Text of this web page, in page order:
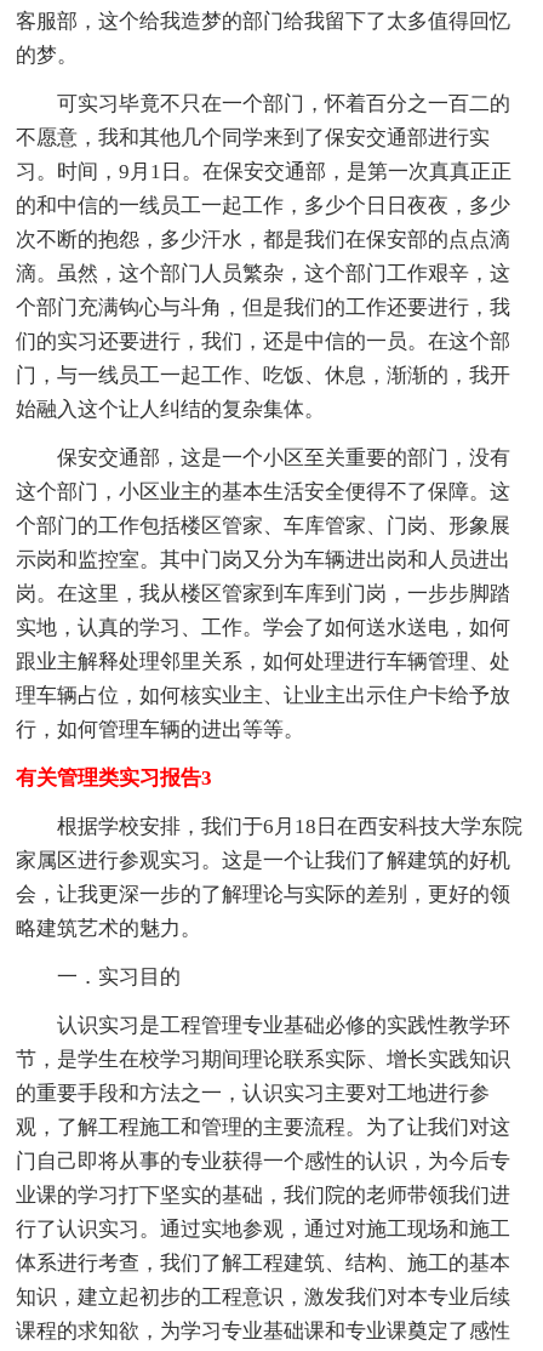
客服部，这个给我造梦的部门给我留下了太多值得回忆
的梦。
可实习毕竟不只在一个部门，怀着百分之一百二的
不愿意，我和其他几个同学来到了保安交通部进行实
习。时间，9月1日。在保安交通部，是第一次真真正正
的和中信的一线员工一起工作，多少个日日夜夜，多少
次不断的抱怨，多少汗水，都是我们在保安部的点点滴
滴。虽然，这个部门人员繁杂，这个部门工作艰辛，这
个部门充满钩心与斗角，但是我们的工作还要进行，我
们的实习还要进行，我们，还是中信的一员。在这个部
门，与一线员工一起工作、吃饭、休息，渐渐的，我开
始融入这个让人纠结的复杂集体。
保安交通部，这是一个小区至关重要的部门，没有
这个部门，小区业主的基本生活安全便得不了保障。这
个部门的工作包括楼区管家、车库管家、门岗、形象展
示岗和监控室。其中门岗又分为车辆进出岗和人员进出
岗。在这里，我从楼区管家到车库到门岗，一步步脚踏
实地，认真的学习、工作。学会了如何送水送电，如何
跟业主解释处理邻里关系，如何处理进行车辆管理、处
理车辆占位，如何核实业主、让业主出示住户卡给予放
行，如何管理车辆的进出等等。
有关管理类实习报告3
根据学校安排，我们于6月18日在西安科技大学东院
家属区进行参观实习。这是一个让我们了解建筑的好机
会，让我更深一步的了解理论与实际的差别，更好的领
略建筑艺术的魅力。
一．实习目的
认识实习是工程管理专业基础必修的实践性教学环
节，是学生在校学习期间理论联系实际、增长实践知识
的重要手段和方法之一，认识实习主要对工地进行参
观，了解工程施工和管理的主要流程。为了让我们对这
门自己即将从事的专业获得一个感性的认识，为今后专
业课的学习打下坚实的基础，我们院的老师带领我们进
行了认识实习。通过实地参观，通过对施工现场和施工
体系进行考查，我们了解工程建筑、结构、施工的基本
知识，建立起初步的工程意识，激发我们对本专业后续
课程的求知欲，为学习专业基础课和专业课奠定了感性